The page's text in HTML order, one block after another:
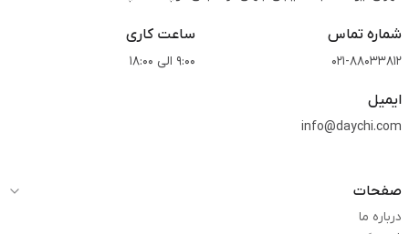
شماره تماس
021-88033812
ساعت کاری
9:00 الی 18:00
ایمیل
info@daychi.com
صفحات
درباره ما